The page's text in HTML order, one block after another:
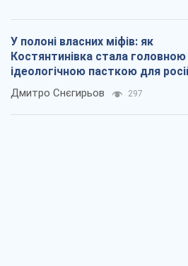
У полоні власних міфів: як
Костянтинівка стала головною
ідеологічною пасткою для
окупантів
Дмитро Снєгирьов 297